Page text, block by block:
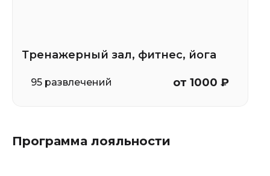
Тренажерный зал, фитнес, йога
95 развлечений от 1000 ₽
Программа лояльности